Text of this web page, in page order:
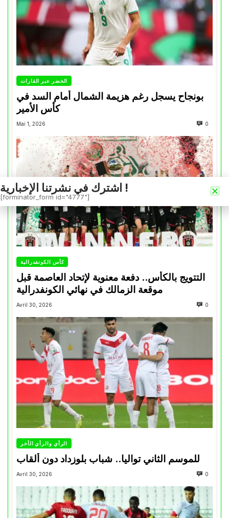
الخضر عبر القارات
بونجاح يسجل رغم هزيمة الشمال أمام السد في
كأس الأمير
Mai 1, 2026 0
كأس الكونفدرالية
التتويج بالكأس.. دفعة معنوية لإتحاد العاصمة قبل
موقعة الزمالك في نهائي الكونفدرالية
Avril 30, 2026 0
الرأي والرأي الأخر
للموسم الثاني تواليا.. شباب بلوزداد دون ألقاب
Avril 30, 2026 0
اشترك في نشرتنا الإخبارية !
[forminator_form id="4777"]